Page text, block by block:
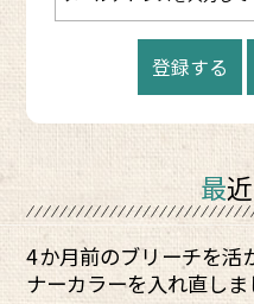
最
4か月前のブリーチを活
ナーカラーを入れ直しま